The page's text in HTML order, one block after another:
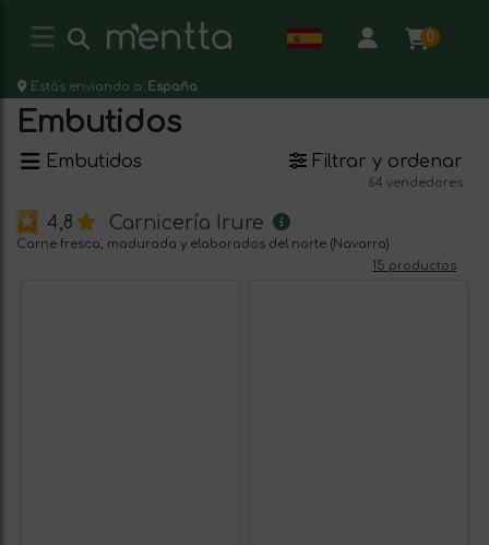
0
Estás enviando a: España
Embutidos
Embutidos Filtrar y ordenar
64 vendedores
4,8 Carnicería Irure
Carne fresca, madurada y elaborados del norte (Navarra)
15 productos